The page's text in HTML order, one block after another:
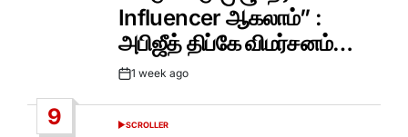
Influencer ஆகலாம்” :
அபிஜீத் திப்கே விமர்சனம்…
Post1 week ago
9
POSTED
SCROLLER